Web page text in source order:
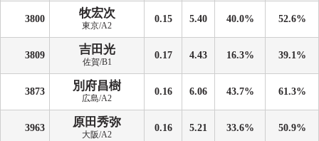
3800 牧宏次
東京/A2
0.15 5.40 40.0% 52.6%
3809 吉田光
佐賀/B1
0.17 4.43 16.3% 39.1%
3873 別府昌樹
広島/A2
0.16 6.06 43.7% 61.3%
3963 原田秀弥
大阪/A2
0.16 5.21 33.6% 50.9%